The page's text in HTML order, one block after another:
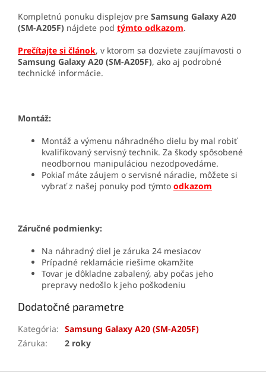
Kompletnú ponuku displejov pre Samsung Galaxy A20
(SM-A205F) nájdete pod týmto odkazom.
Prečítajte si článok, v ktorom sa dozviete zaujímavosti o
Samsung Galaxy A20 (SM-A205F), ako aj podrobné
technické informácie.
Montáž:
Montáž a výmenu náhradného dielu by mal robiť
kvalifikovaný servisný technik. Za škody spôsobené
neodbornou manipuláciou nezodpovedáme.
Pokiaľ máte záujem o servisné náradie, môžete si
vybrať z našej ponuky pod týmto odkazom
Záručné podmienky:
Na náhradný diel je záruka 24 mesiacov
Prípadné reklamácie riešime okamžite
Tovar je dôkladne zabalený, aby počas jeho
prepravy nedošlo k jeho poškodeniu
Dodatočné parametre
Kategória: Samsung Galaxy A20 (SM-A205F)
Záruka: 2 roky